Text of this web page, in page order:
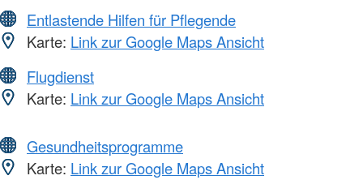
Entlastende Hilfen für Pflegende
Karte: Link zur Google Maps Ansicht
Flugdienst
Karte: Link zur Google Maps Ansicht
Gesundheitsprogramme
Karte: Link zur Google Maps Ansicht